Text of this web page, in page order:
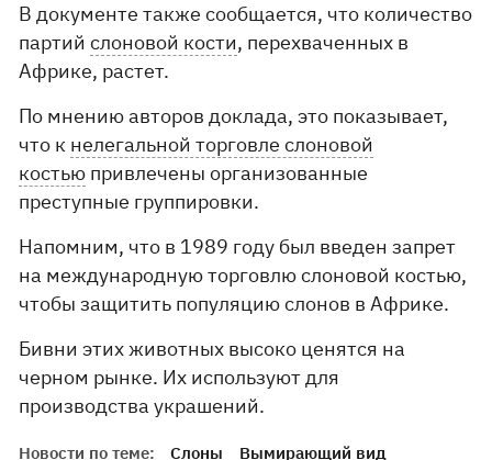
В документе также сообщается, что количество
партийслоновой кости, перехваченных в
Африке, растет.
По мнению авторов доклада, это показывает,
что к нелегальной торговле слоновой
костью привлечены организованные
преступные группировки.
Напомним, что в 1989 году был введен запрет
на международную торговлю слоновой костью,
чтобы защитить популяцию слонов в Африке.
Бивни этих животных высоко ценятся на
черном рынке. Их используют для
производства украшений.
Новости по теме: Слоны Вымирающий вид